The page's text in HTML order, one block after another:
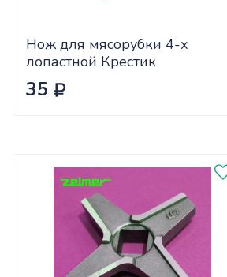
Нож для мясорубки 4-х
лопастной Крестик
35